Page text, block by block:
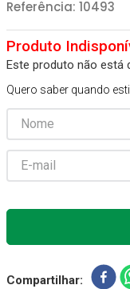
Referência: 10493
Este produto não está
Quero saber quando
Compartilhar
3º
4º
5º Aparelho
6 º Littmann
Absorvente
8º Gaze Esteril
9º